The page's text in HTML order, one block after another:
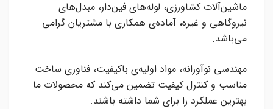
ماشین‌آلات کشاورزی، لوله‌های فین‌دار، مبدل‌های
نیروگاهی و غیره، آماده‌ی همکاری با مشتریان گرامی
می‌باشد.
مهندسی نوآورانه، مواد اولیه‌ی باکیفیت، فناوری ساخت
مناسب و کنترل کیفیت تضمین می‌کند که محصولات ما
بهترین عملکرد را برای شما داشته باشند.